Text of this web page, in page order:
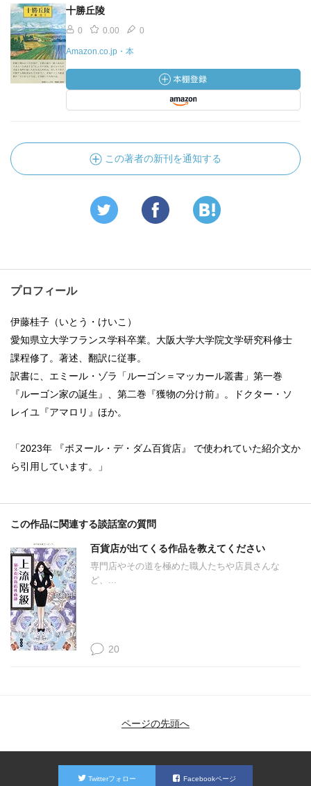
十勝丘陵
0 0.00 0
Amazon.co.jp・本
この著者の新刊を通知する
プロフィール
伊藤桂子（いとう・けいこ）
愛知県立大学フランス学科卒業。大阪大学大学院文学研究科修士
課程修了。著述、翻訳に従事。
訳書に、エミール・ゾラ「ルーゴン＝マッカール叢書」第一巻
『ルーゴン家の誕生』、第二巻『獲物の分け前』。ドクター・ソ
レイユ『アマロリ』ほか。
「2023年 『ボヌール・デ・ダム百貨店』 で使われていた紹介文か
ら引用しています。」
この作品に関連する談話室の質問
百貨店が出てくる作品を教えてください
専門店やその道を極めた職人たちや店員さんな
ど、...
20
ページの先頭へ
Twitterフォロー Facebookページ